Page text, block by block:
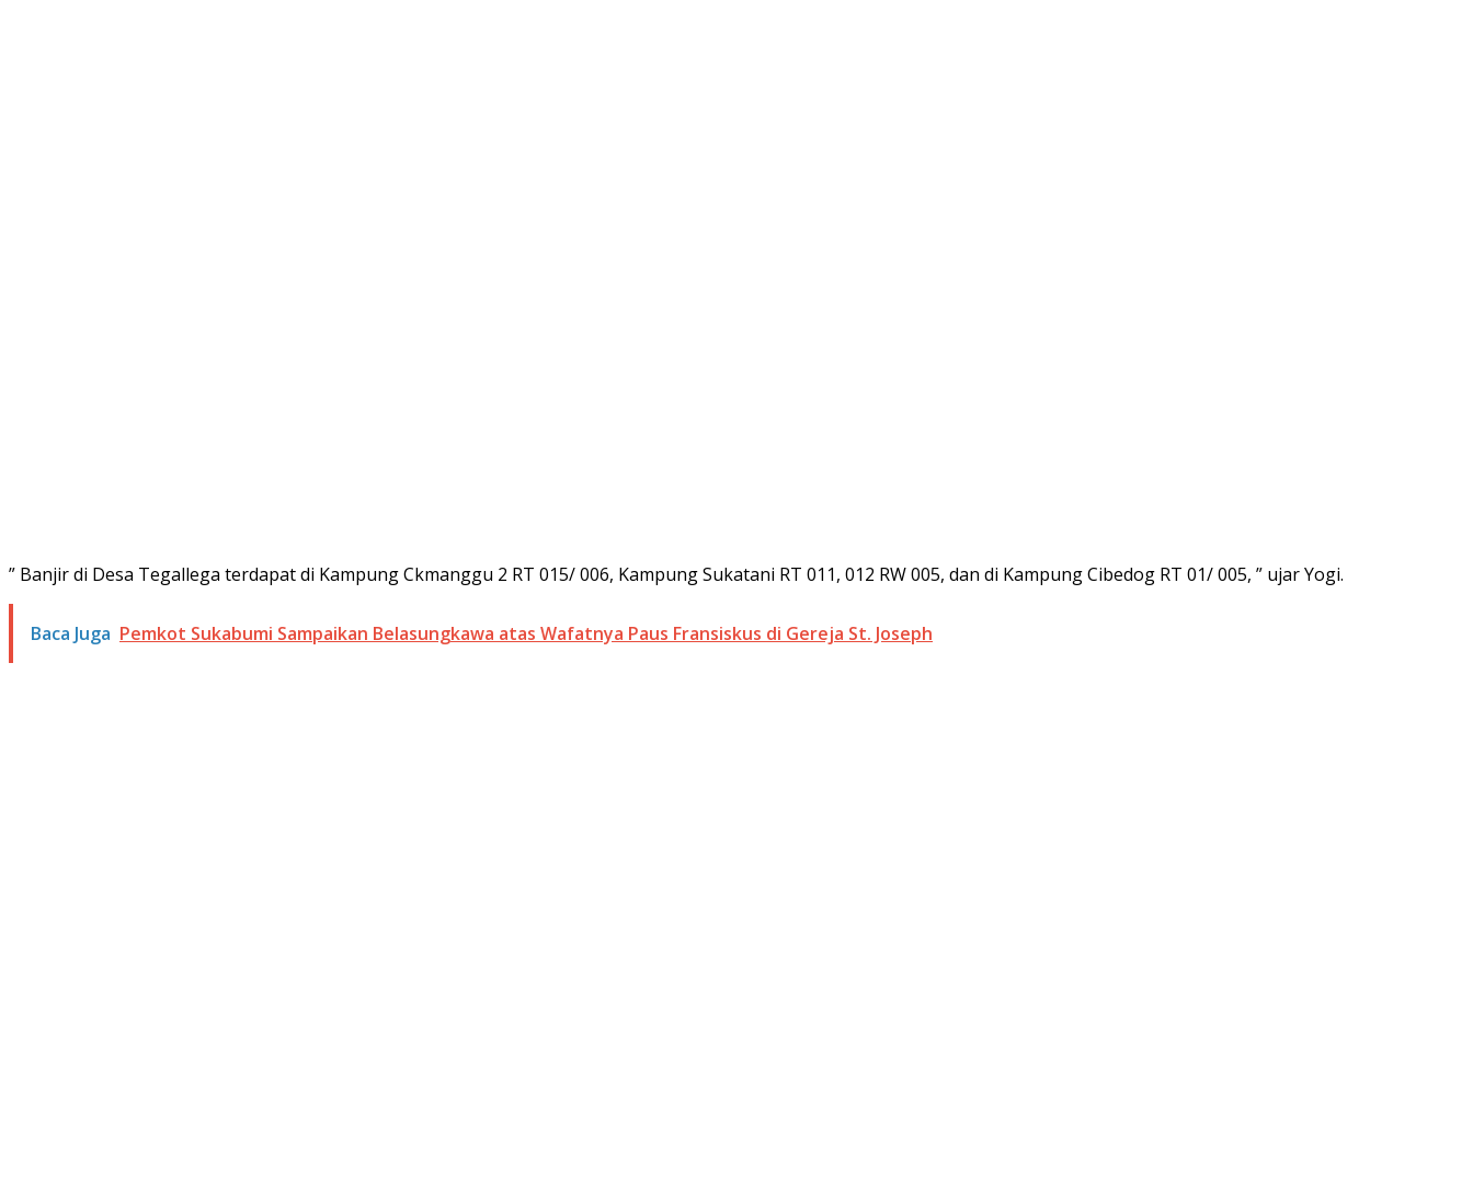
” Banjir di Desa Tegallega terdapat di Kampung Ckmanggu 2 RT 015/ 006, Kampung Sukatani RT 011, 012 RW 005, dan di Kampung Cibedog RT 01/ 005, ” ujar Yogi.
Baca Juga Pemkot Sukabumi Sampaikan Belasungkawa atas Wafatnya Paus Fransiskus di Gereja St. Joseph